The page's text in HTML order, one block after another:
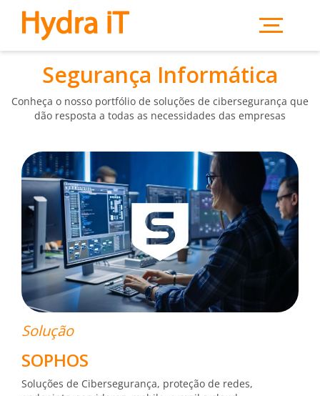
Segurança Informática
Conheça o nosso portfólio de soluções de cibersegurança que
dão resposta a todas as necessidades das empresas
Solução
SOPHOS
Soluções de Cibersegurança, proteção de redes,